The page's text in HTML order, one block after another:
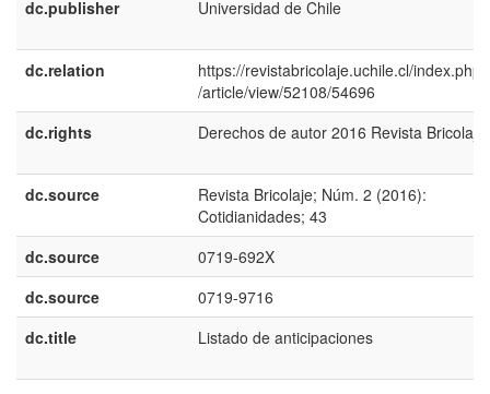
dc.publisher
Universidad de Chile
dc.relation
https://revistabricolaje.uchile.cl/index.php/
/article/view/52108/54696
dc.rights
Derechos de autor 2016 Revista Bricolaje
dc.source
Revista Bricolaje; Núm. 2 (2016):
Cotidianidades; 43
dc.source
0719-692X
dc.source
0719-9716
dc.title
Listado de anticipaciones